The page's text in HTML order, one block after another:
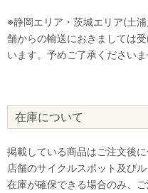
※静岡エリア・茨城エリア(土
舗からの輸送におきましては
います。予めご了承くださいま
在庫について
掲載している商品はご注文後
店舗のサイクルスポット及び
在庫が確保できる場合のみ、